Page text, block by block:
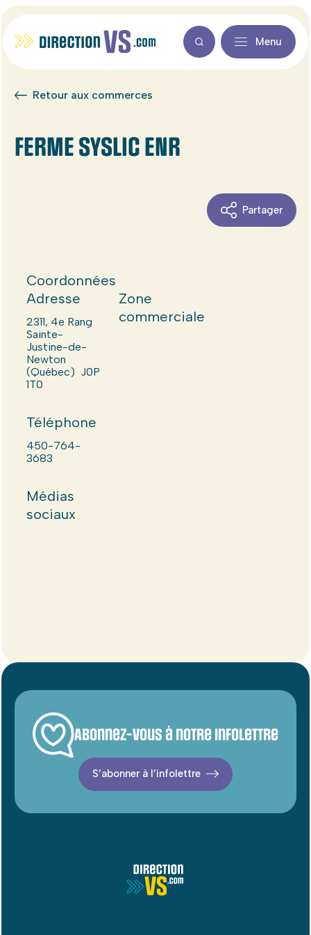
Menu
Retour aux commerces
FERME SYSLIC ENR
Partager
Coordonnées
Adresse
2311, 4e Rang
Sainte-
Justine-de-
Newton
(Québec) J0P
1T0
Téléphone
450-764-
3683
Médias
sociaux
Zone
commerciale
Abonnez-vous à notre infolettre
S’abonner à l’infolettre